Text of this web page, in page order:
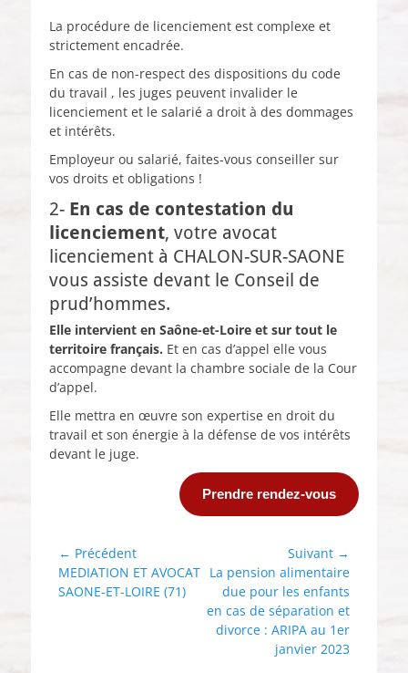
La procédure de licenciement est complexe et
strictement encadrée.
En cas de non-respect des dispositions du code
du travail , les juges peuvent invalider le
licenciement et le salarié a droit à des dommages
et intérêts.
Employeur ou salarié, faites-vous conseiller sur
vos droits et obligations !
2- En cas de contestation du
licenciement, votre avocat
licenciement à CHALON-SUR-SAONE
vous assiste devant le Conseil de
prud’hommes.
Elle intervient en Saône-et-Loire et sur tout le
territoire français. Et en cas d’appel elle vous
accompagne devant la chambre sociale de la Cour
d’appel.
Elle mettra en œuvre son expertise en droit du
travail et son énergie à la défense de vos intérêts
devant le juge.
Prendre rendez-vous
Navigation
de
l’article
← Précédent
Article
précédent :
MEDIATION ET AVOCAT
SAONE-ET-LOIRE (71)
Suivant →
Article
suivant :
La pension alimentaire
due pour les enfants
en cas de séparation et
divorce : ARIPA au 1er
janvier 2023